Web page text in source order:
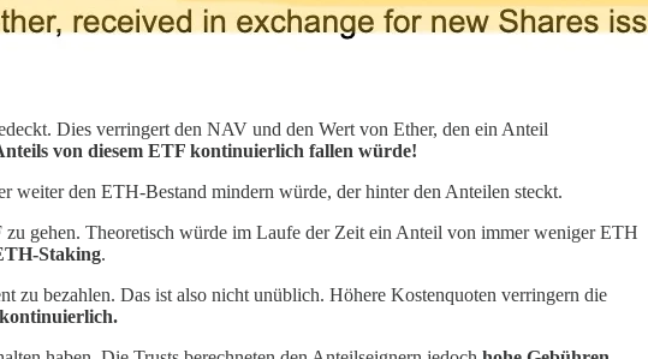
Dies verringert den NAV und den Wert von Ether, den ein Anteil
von diesem ETF kontinuierlich fallen würde!
weiter den ETH-Bestand mindern würde, der hinter den Anteilen steckt.
gehen. Theoretisch würde im Laufe der Zeit ein Anteil von immer weniger ETH
Staking.
zu bezahlen. Das ist also nicht unüblich. Höhere Kostenquoten verringern die